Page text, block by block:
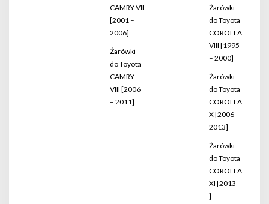
CAMRY VII
[2001 –
2006]
Żarówki
do Toyota
CAMRY
VIII [2006
– 2011]
Żarówki
do Toyota
COROLLA
VIII [1995
– 2000]
Żarówki
do Toyota
COROLLA
X [2006 –
2013]
Żarówki
do Toyota
COROLLA
XI [2013 –
]